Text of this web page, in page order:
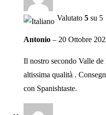
Valutato 5 su 5
Antonio – 20 Ottobre
Il nostro secondo Valle de
altissima qualità .
con Spanishtaste.